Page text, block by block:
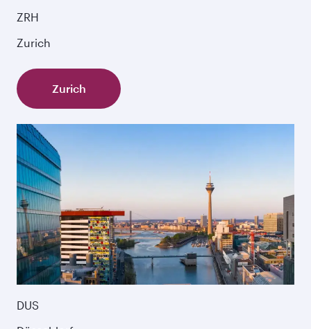
ZRH
Zurich
Zurich
DUS